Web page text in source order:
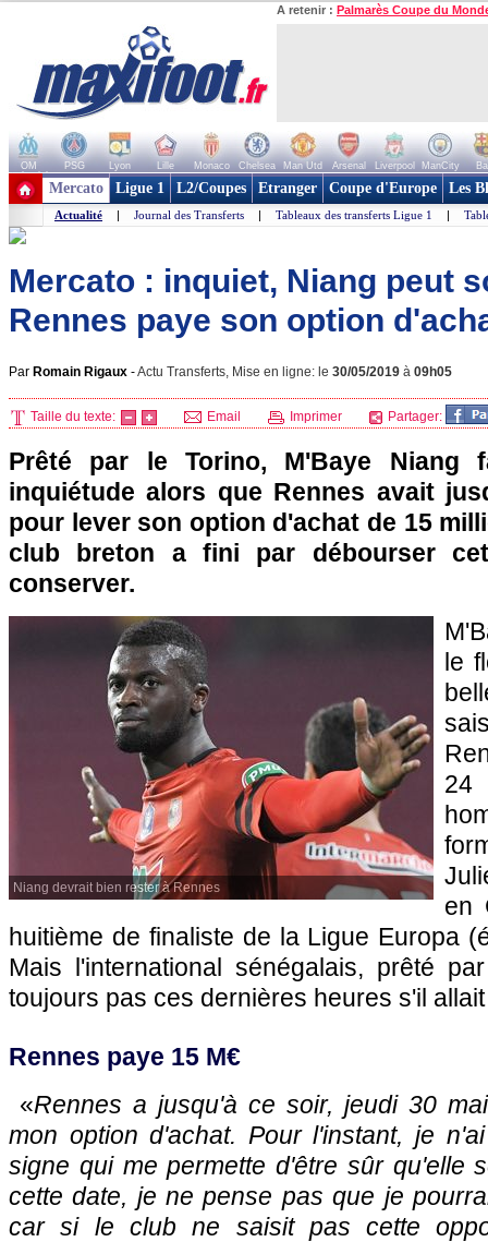
A retenir : Palmarès Coupe du
OM PSG Lyon Lille Monaco Chelsea Man Utd Arsenal Liverpool ManCity
+ de clubs
Mercato Ligue 1 L2/Coupes Etranger Coupe d'Europe Les
Actualité | Journal des Transferts | Tableaux des transferts Ligue 1 |
Mercato : inquiet, Niang peut
Rennes paye son option
Par Romain Rigaux -Actu Transferts, Mise en ligne: le 30/05/2019 à 09h05
Taille du texte: Email Imprimer Partager:
Prêté par le Torino, M'Baye Niang
inquiétude alors que Rennes avait
pour lever son option d'achat de 15
club breton a fini par débourser
conserver.
Niang devrait bien rester à Rennes
le
24
en
huitième de finaliste de la Ligue Europa
Mais l'international sénégalais, prêté
toujours pas ces dernières heures s'il
Rennes paye 15 M€
«Rennes a jusqu'à ce soir, jeudi 30
mon option d'achat. Pour l'instant, je
signe qui me permette d'être sûr qu'elle
cette date, je ne pense pas que je
car si le club ne saisit pas cette